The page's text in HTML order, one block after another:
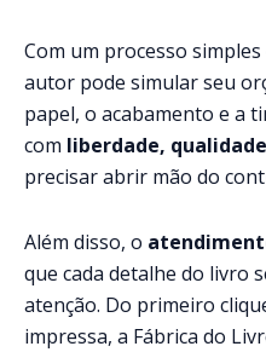
Com um processo
autor pode simular seu
papel, o acabamento e a
com liberdade,
precisar abrir mão do
Além disso, o
que cada detalhe do livro
atenção. Do primeiro
impressa, a Fábrica do